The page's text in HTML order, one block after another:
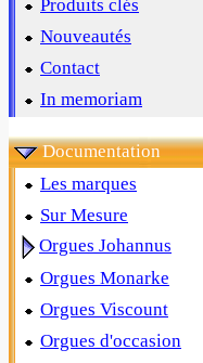
Produits clés
Nouveautés
Contact
In memoriam
Documentation
Les marques
Sur Mesure
Orgues Johannus
Orgues Monarke
Orgues Viscount
Orgues d'occasion